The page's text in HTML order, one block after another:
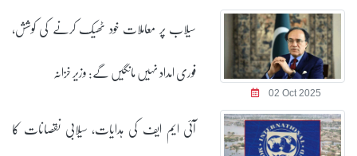
02 Oct 2025
سیلاب پر معاملات خود ٹھیک کرنے کی کوشش،
فوری امداد نہیں مانگیں گے: وزیر خزانہ
آئی ایم ایف کی ہدایات، سیلابی نقصانات کا